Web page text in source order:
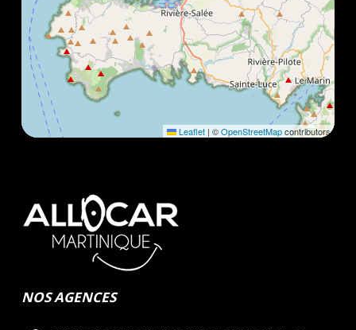
Leaflet | ©OpenStreetMapcontributors
NOS AGENCES